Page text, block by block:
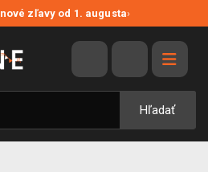
zľavy od 1. augusta›
Hľadať